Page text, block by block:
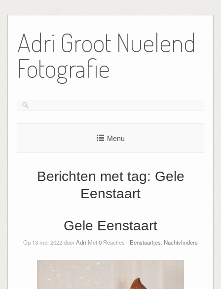
de
inhoud
Adri Groot Nuelend
Fotografie
Menu
Berichten met tag: Gele
Eenstaart
Gele Eenstaart
Op 13 mei 2022 doorAdri Met0 Reacties - Eenstaartjes Nachtvlinders